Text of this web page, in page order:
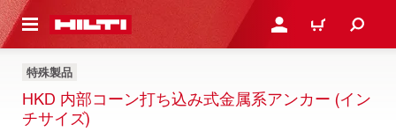
内容を表示 ログイン・新規オンライ
カート
特殊製品
HKD 内部コーン打ち込み式金属系アンカー (イン
チサイズ)